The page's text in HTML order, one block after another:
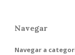
Navegar
Navegar a